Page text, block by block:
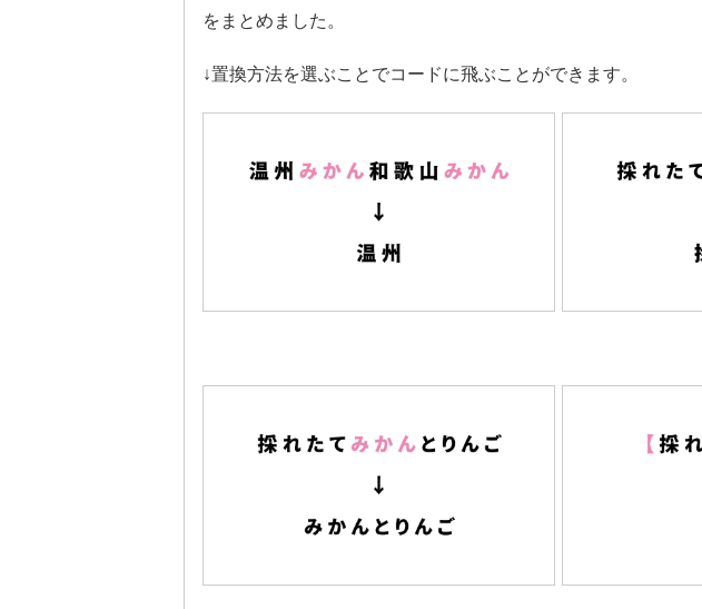
をまとめました。
↓置換方法を選ぶことでコードに飛ぶことができます。